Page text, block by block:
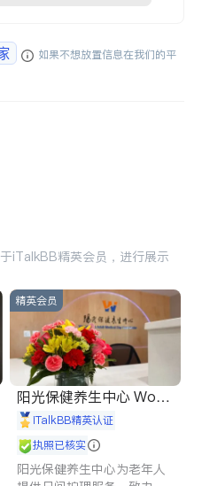
如果不想放置信息在我们的平
iTalkBB精英会员，进行展示
精英会员
阳光保健养生中心 World
shine
iTalkBB精英认证
执照已核实
阳光保健养生中心为老年人